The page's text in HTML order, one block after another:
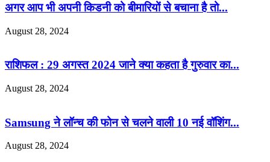
अगर आप भी अपनी किडनी को बीमारियों से बचाना है तो...
August 28, 2024
राशिफल : 29 अगस्त 2024 जाने क्या कहता है गुरुवार का...
August 28, 2024
Samsung ने लॉन्च की फोन से चलने वाली 10 नई वॉशिंग...
August 28, 2024